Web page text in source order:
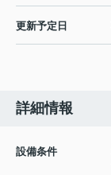
更新予定日
詳細情報
設備条件